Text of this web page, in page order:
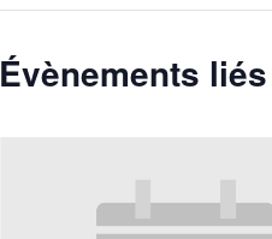
Évènements liés